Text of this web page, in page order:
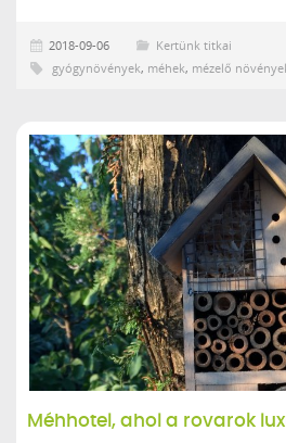
2018-09-06
Kertünk titkai
gyógynövények, méhek, mézelő
Méhhotel, ahol a rovarok